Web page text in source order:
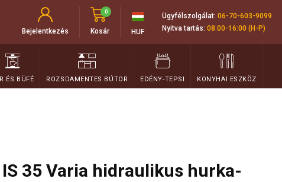
Bejelentkezés Kosár
0
HUF
Ügyfélszolgálat: 06-70-603-9099
Nyitva tartás: 08:00-16:00 (H-P)
ÉS BÜFÉ ROZSDAMENTES BÚTOR EDÉNY-TEPSI KONYHAI ESZKÖZ
IS 35 Varia hidraulikus hurka-